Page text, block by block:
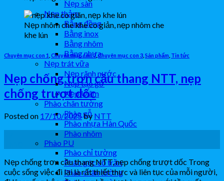
Nẹp sàn
Nẹp thảm
Bằng đồng
Bằng inox
Bằng nhôm
Bằng nhựa
Nẹp trát vữa
Nẹp rãnh nước
Nẹp tạo gờ
Nẹp U âm
Phào chân tường
Phào gỗ
Phào nhựa Hàn Quốc
Phào nhôm
Phào PU
Phào chỉ tường
Phào góc cổ trần
Phào chân tường
Nẹp nhôm che khe co giản, nẹp nhôm che
khe lún
Chuyên mục con 1 Chuyên mục con 2,Chuyên mục con 3 Sản phẩm Tin tức
Nẹp chống trơn cầu thang NTT, nẹp
chống trượt dốc
Posted on 17/10/2025by NTT
Nẹp chống trơn cầu thang NTT, nẹp chống trượt dốc Trong
cuộc sống việc đi lại là rất thiết thực và liên tục của mỗi người,